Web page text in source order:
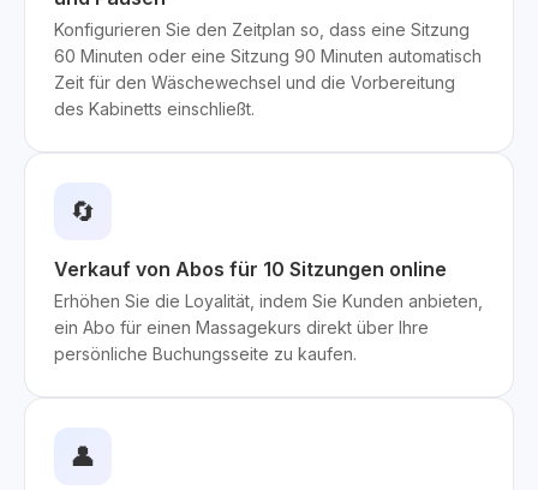
Konfigurieren Sie den Zeitplan so, dass eine Sitzung
60 Minuten oder eine Sitzung 90 Minuten automatisch
Zeit für den Wäschewechsel und die Vorbereitung
des Kabinetts einschließt.
🔄
Verkauf von Abos für 10 Sitzungen online
Erhöhen Sie die Loyalität, indem Sie Kunden anbieten,
ein Abo für einen Massagekurs direkt über Ihre
persönliche Buchungsseite zu kaufen.
👤